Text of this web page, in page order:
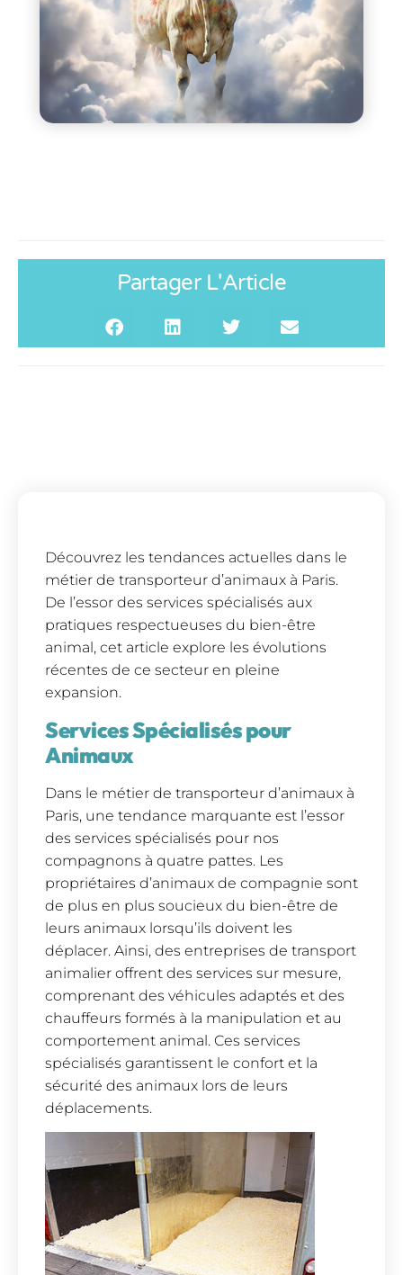
Partager L'Article
Découvrez les tendances actuelles dans le
métier de transporteur d’animaux à Paris.
De l’essor des services spécialisés aux
pratiques respectueuses du bien-être
animal, cet article explore les évolutions
récentes de ce secteur en pleine
expansion.
Services Spécialisés pour
Animaux
Dans le métier de transporteur d’animaux à
Paris, une tendance marquante est l’essor
des services spécialisés pour nos
compagnons à quatre pattes. Les
propriétaires d’animaux de compagnie sont
de plus en plus soucieux du bien-être de
leurs animaux lorsqu’ils doivent les
déplacer. Ainsi, des entreprises de transport
animalier offrent des services sur mesure,
comprenant des véhicules adaptés et des
chauffeurs formés à la manipulation et au
comportement animal. Ces services
spécialisés garantissent le confort et la
sécurité des animaux lors de leurs
déplacements.